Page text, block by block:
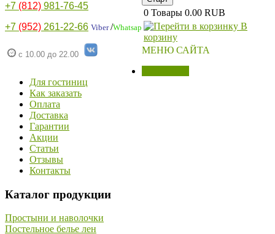
+7 (812) 981-76-45
+7 (952) 261-22-66 Viber/Whatsap
с 10.00 до 22.00
0 Товары 0.00 RUB
В
корзину
МЕНЮ САЙТА
Для гостиниц
Как заказать
Оплата
Доставка
Гарантии
Акции
Статьи
Отзывы
Контакты
Каталог продукции
Простыни и наволочки
Постельное белье лен